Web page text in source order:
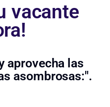
vacante
aprovecha las
asombrosas:".